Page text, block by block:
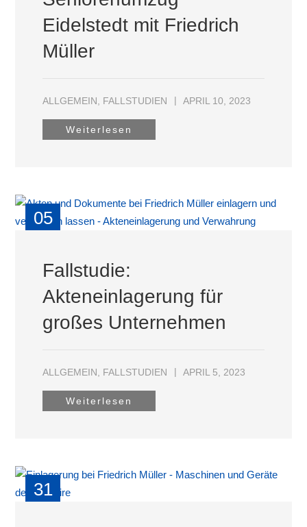
Eidelstedt mit Friedrich
Müller
ALLGEMEIN FALLSTUDIEN APRIL 10, 2023
Weiterlesen
05
Fallstudie:
Akteneinlagerung für
großes Unternehmen
ALLGEMEIN FALLSTUDIEN APRIL 5, 2023
Weiterlesen
31